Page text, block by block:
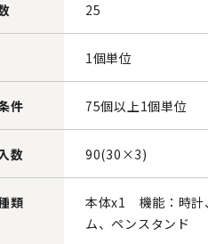
25
1個単位
件 75個以上1個単位
数 90(30×3)
類
本体x1 機能：時計
ム、ペンスタンド